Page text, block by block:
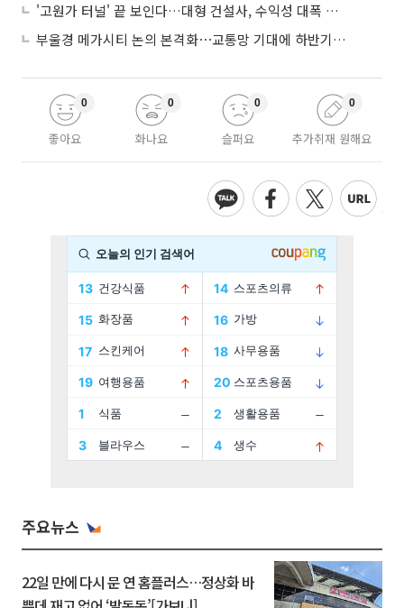
'고원가 터널' 끝 보인다…대형 건설사, 수익성 대폭 개선
부울경 메가시티 논의 본격화⋯교통망 기대에 하반기 분양시장 '주목'
좋아요
0
화나요
0
슬퍼요
0
추가취재 원해요
0
주요뉴스
22일 만에 다시 문 연 홈플러스…정상화 바